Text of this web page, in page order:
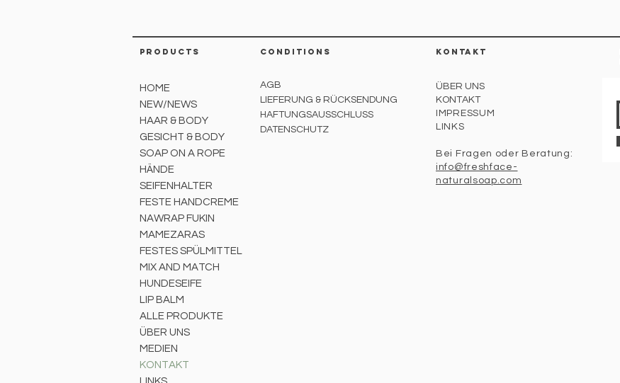
pRODUCTS CONDITIONS KOntakt
ÜBER UNS
KONTAKT
IMPRESSUM
LINKS
Bei Fragen oder Beratung:
info@freshface-
naturalsoap.com
HOME
NEW/NEWS
HAAR & BODY
GESICHT & BODY
SOAP ON A ROPE
HÄNDE
SEIFENHALTER
FESTE HANDCREME
NAWRAP FUKIN
MAMEZARAS
FESTES SPÜLMITTEL
MIX AND MATCH
HUNDESEIFE
LIP BALM
ALLE PRODUKTE
ÜBER UNS
MEDIEN
KONTAKT
AGB
LIEFERUNG & RÜCKSENDUNG
HAFTUNGSAUSSCHLUSS
DATENSCHUTZ